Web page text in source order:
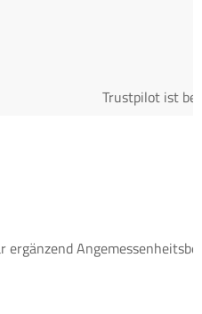
Trustpilot ist